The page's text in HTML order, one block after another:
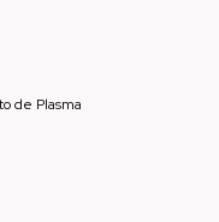
de Plasma